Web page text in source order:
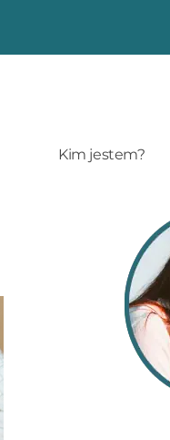
Kim jestem?